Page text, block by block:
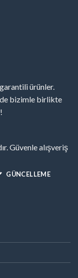
ürünler.
bizimle birlikte
Güvenle alışveriş
GÜNCELLEME